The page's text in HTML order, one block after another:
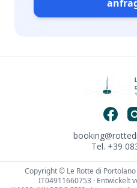
Tel. +39
Copyright © Le Rotte di Portolano
IT04911660753 · Entwickelt